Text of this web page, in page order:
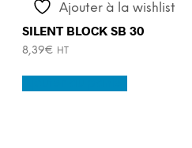
Ajouter à la wishlist
SILENT BLOCK SB 30
8,39€ HT